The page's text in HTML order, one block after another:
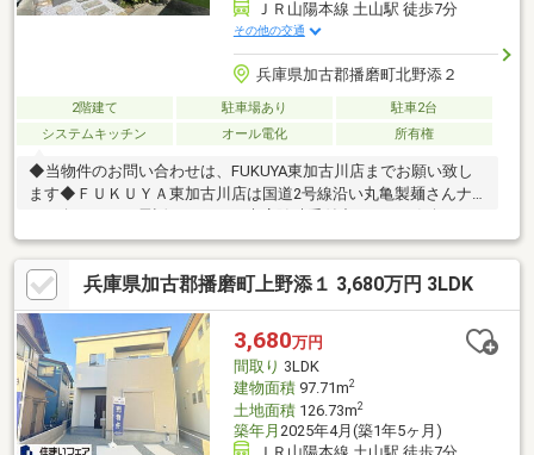
ＪＲ山陽本線 土山駅 徒歩7分
その他の交通
兵庫県加古郡播磨町北野添２
2階建て 駐車場あり
駐車2台
システムキッチン
オール電化 所有権
◆当物件のお問い合わせは、FUKUYA東加古川店までお願い致し
ます◆ＦＵＫＵＹＡ東加古川店は国道2号線沿い丸亀製麺さんナ
来店お待ちしております。【2021年8月】畳張替（１階のみ）
【2023年5月】外壁塗替 エコキュートに取替●食洗器故障中（現
況有姿）●屋根の補修順番待ち（売主様にて対応）●駐車台数は車
種による。●写真中の家具・調度品は含まれません。【物件の特
徴】■ロフト付☆■エコで快適なオール電化で地球に優しい暮らし
兵庫県加古郡播磨町上野添１ 3,680万円 3LDK
3,680万円
間取り 3LDK
建物面積97.71m2
土地面積126.73m2
築年月 2025年4月(築1年5ヶ月)